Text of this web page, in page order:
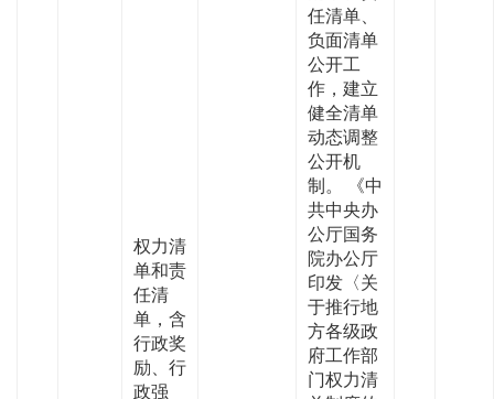
权力清
单和责
任清
单，含
行政奖
励、行
政强
任清单、
负面清单
公开工
作，建立
健全清单
动态调整
公开机
制。 《中
共中央办
公厅国务
院办公厅
印发〈关
于推行地
方各级政
府工作部
门权力清